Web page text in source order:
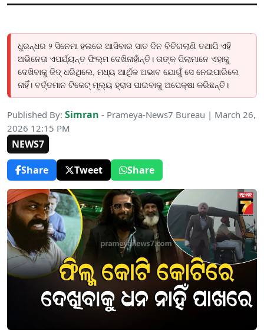
ଧୁରନ୍ଧର ୨ ସିନେମା ହଲରେ ଆସିବାର ସାତ ଦିନ ବିତିଗଲାଣି ତଥାପି ଏହି
ଅଭିନେତା ଏପର୍ଯ୍ୟନ୍ତ ଫିଲ୍ମ ଦେଖିନାହାଁନ୍ତି। ତାଙ୍କ ପିଲାମାନେ ଏହାକୁ
ଦେଖିବାକୁ ଜିଦ୍ ଧରିଥିଲେ, ମଧ୍ୟ ଆର୍ଥିକ ଅଭାବ ଯୋଗୁଁ ସେ ନେଇପାରିଲେ
ନାହିଁ। ବର୍ତ୍ତମାନ ଟିକେଟ୍ ମୂଲ୍ୟ ହ୍ରାସ ପାଇବାକୁ ଅପେକ୍ଷା କରିଛନ୍ତି।
Published By: Simran - Prameya-News7 Bureau | March 26,
2026 12:15 PM
NEWS7
Share
Tweet Share